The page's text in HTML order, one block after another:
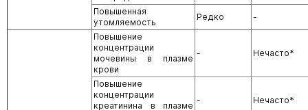
Повышенная
утомляемость
Редко -
Повышение
концентрации
мочевины в плазме
крови
- Нечасто*
Повышение
концентрации
креатинина в плазме
- Нечасто*